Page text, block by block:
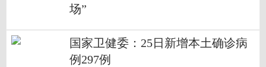
场”
国家卫健委：25日新增本土确诊病
例297例